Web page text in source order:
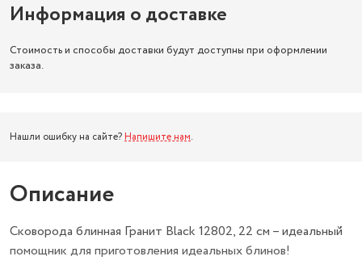
Информация о доставке
Стоимость и способы доставки будут доступны при оформлении
заказа.
Нашли ошибку на сайте? Напишите нам.
Описание
Сковорода блинная Гранит Black 12802, 22 см – идеальный
помощник для приготовления идеальных блинов!